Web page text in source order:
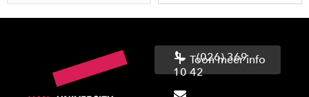
(026) 369
10 42
Toon meer info